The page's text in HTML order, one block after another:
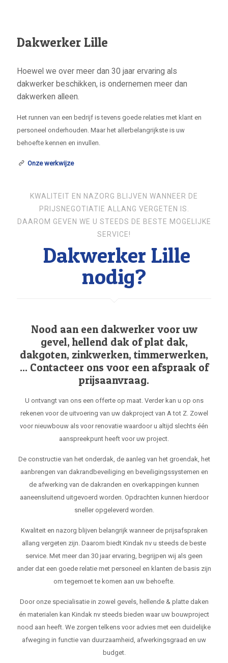
Dakwerker Lille
Hoewel we over meer dan 30 jaar ervaring als
dakwerker beschikken, is ondernemen meer dan
dakwerken alleen.
Het runnen van een bedrijf is tevens goede relaties met klant en
personeel onderhouden. Maar het allerbelangrijkste is uw
behoefte kennen en invullen.
Onze werkwijze
KWALITEIT EN NAZORG BLIJVEN WANNEER DE
PRIJSNEGOTIATIE ALLANG VERGETEN IS.
DAAROM GEVEN WE U STEEDS DE BESTE MOGELIJKE
SERVICE!
Dakwerker Lille
nodig?
Nood aan een dakwerker voor uw
gevel, hellend dak of plat dak,
dakgoten, zinkwerken, timmerwerken,
... Contacteer ons voor een afspraak of
prijsaanvraag.
U ontvangt van ons een offerte op maat. Verder kan u op ons
rekenen voor de uitvoering van uw dakproject van A tot Z. Zowel
voor nieuwbouw als voor renovatie waardoor u altijd slechts één
aanspreekpunt heeft voor uw project.
De constructie van het onderdak, de aanleg van het groendak, het
aanbrengen van dakrandbeveiliging en beveiligingssystemen en
de afwerking van de dakranden en overkappingen kunnen
aaneensluitend uitgevoerd worden. Opdrachten kunnen hierdoor
sneller opgeleverd worden.
Kwaliteit en nazorg blijven belangrijk wanneer de prijsafspraken
allang vergeten zijn. Daarom biedt Kindak nv u steeds de beste
service. Met meer dan 30 jaar ervaring, begrijpen wij als geen
ander dat een goede relatie met personeel en klanten de basis zijn
om tegemoet te komen aan uw behoefte.
Door onze specialisatie in zowel gevels, hellende & platte daken
én materialen kan Kindak nv steeds bieden waar uw bouwproject
nood aan heeft. We zorgen telkens voor advies met een duidelijke
afweging in functie van duurzaamheid, afwerkingsgraad en uw
budget.